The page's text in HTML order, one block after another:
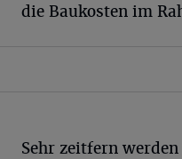
die Baukosten im
Sehr zeitfern